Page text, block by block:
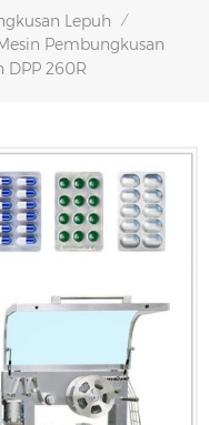
Lepuh /
Pembungkusan
DPP 260R